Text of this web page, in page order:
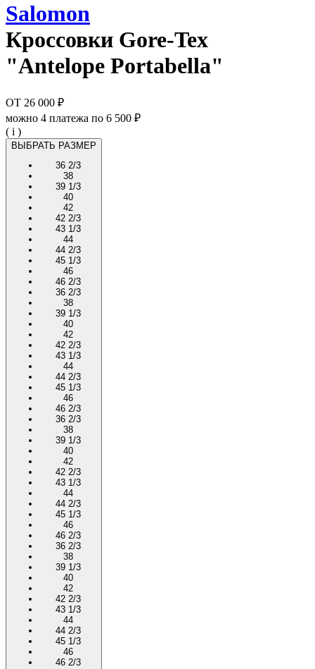
Salomon
Кроссовки Gore-Tex
"Antelope Portabella"
ОТ 26 000 ₽
можно 4 платежа по 6 500 ₽
( i )
ВЫБРАТЬ РАЗМЕР
36 2/3
38
39 1/3
40
42
42 2/3
43 1/3
44
44 2/3
45 1/3
46
46 2/3
36 2/3
38
39 1/3
40
42
42 2/3
43 1/3
44
44 2/3
45 1/3
46
46 2/3
36 2/3
38
39 1/3
40
42
42 2/3
43 1/3
44
44 2/3
45 1/3
46
46 2/3
36 2/3
38
39 1/3
40
42
42 2/3
43 1/3
44
44 2/3
45 1/3
46
46 2/3